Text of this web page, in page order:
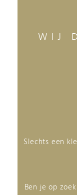
WIJ
Slechts een
Ben je op